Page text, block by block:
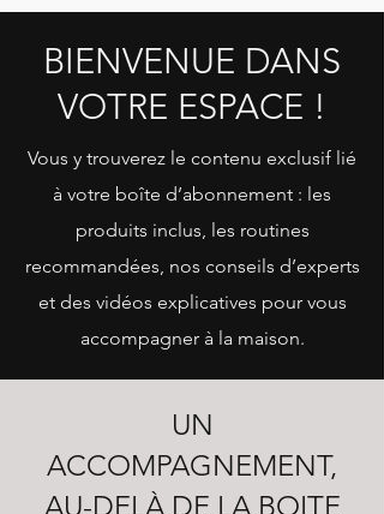
BIENVENUE DANS
VOTRE ESPACE !
Vous y trouverez le contenu exclusif lié
à votre boîte d’abonnement : les
produits inclus, les routines
recommandées, nos conseils d’experts
et des vidéos explicatives pour vous
accompagner à la maison.
UN
ACCOMPAGNEMENT,
AU-DELÀ DE LA BOITE